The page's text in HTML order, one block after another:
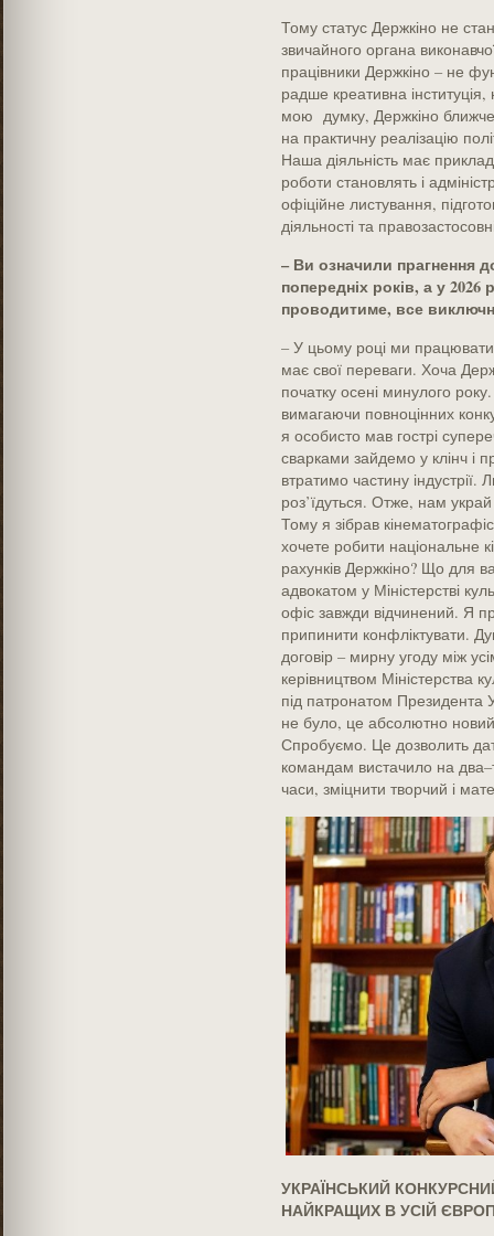
Тому статус Держкіно не
звичайного органа
працівники Держкіно – не
радше креативна
мою думку, Держкіно
на практичну реалізацію
Наша діяльність має
роботи становлять і
офіційне листування,
діяльності та
– Ви означили прагнення
попередніх років, а у
проводитиме, все
– У цьому році ми
має свої переваги. Хоча
початку осені минулого
вимагаючи повноцінних
я особисто мав гострі
сварками зайдемо у клінч і
втратимо частину
роз’їдуться. Отже, нам
Тому я зібрав
хочете робити національне
рахунків Держкіно? Що для
адвокатом у Міністерстві
офіс завжди відчинений. Я
припинити конфліктувати.
договір – мирну угоду між
керівництвом Міністерства
під патронатом Президента
не було, це абсолютно
Спробуємо. Це дозволить
командам вистачило на
часи, зміцнити творчий і
УКРАЇНСЬКИЙ
НАЙКРАЩИХ В УСІЙ